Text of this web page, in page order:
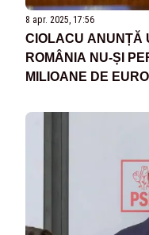
8 apr. 2025, 17:56
CIOLACU ANUNȚĂ
ROMÂNIA NU-ȘI
MILIOANE DE